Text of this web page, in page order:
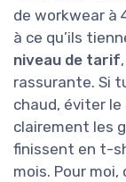
de workwear à
à ce qu’ils
niveau de tarif
rassurante. Si
chaud, éviter
clairement les
finissent en t-
mois. Pour